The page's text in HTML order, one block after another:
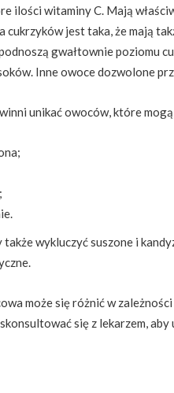
ilości witaminy C. Mają
cukrzyków jest taka, że mają
gwałtownie poziomu
Inne owoce dozwolone
unikać owoców, które
wykluczyć suszone i
może się różnić w
się z lekarzem, aby